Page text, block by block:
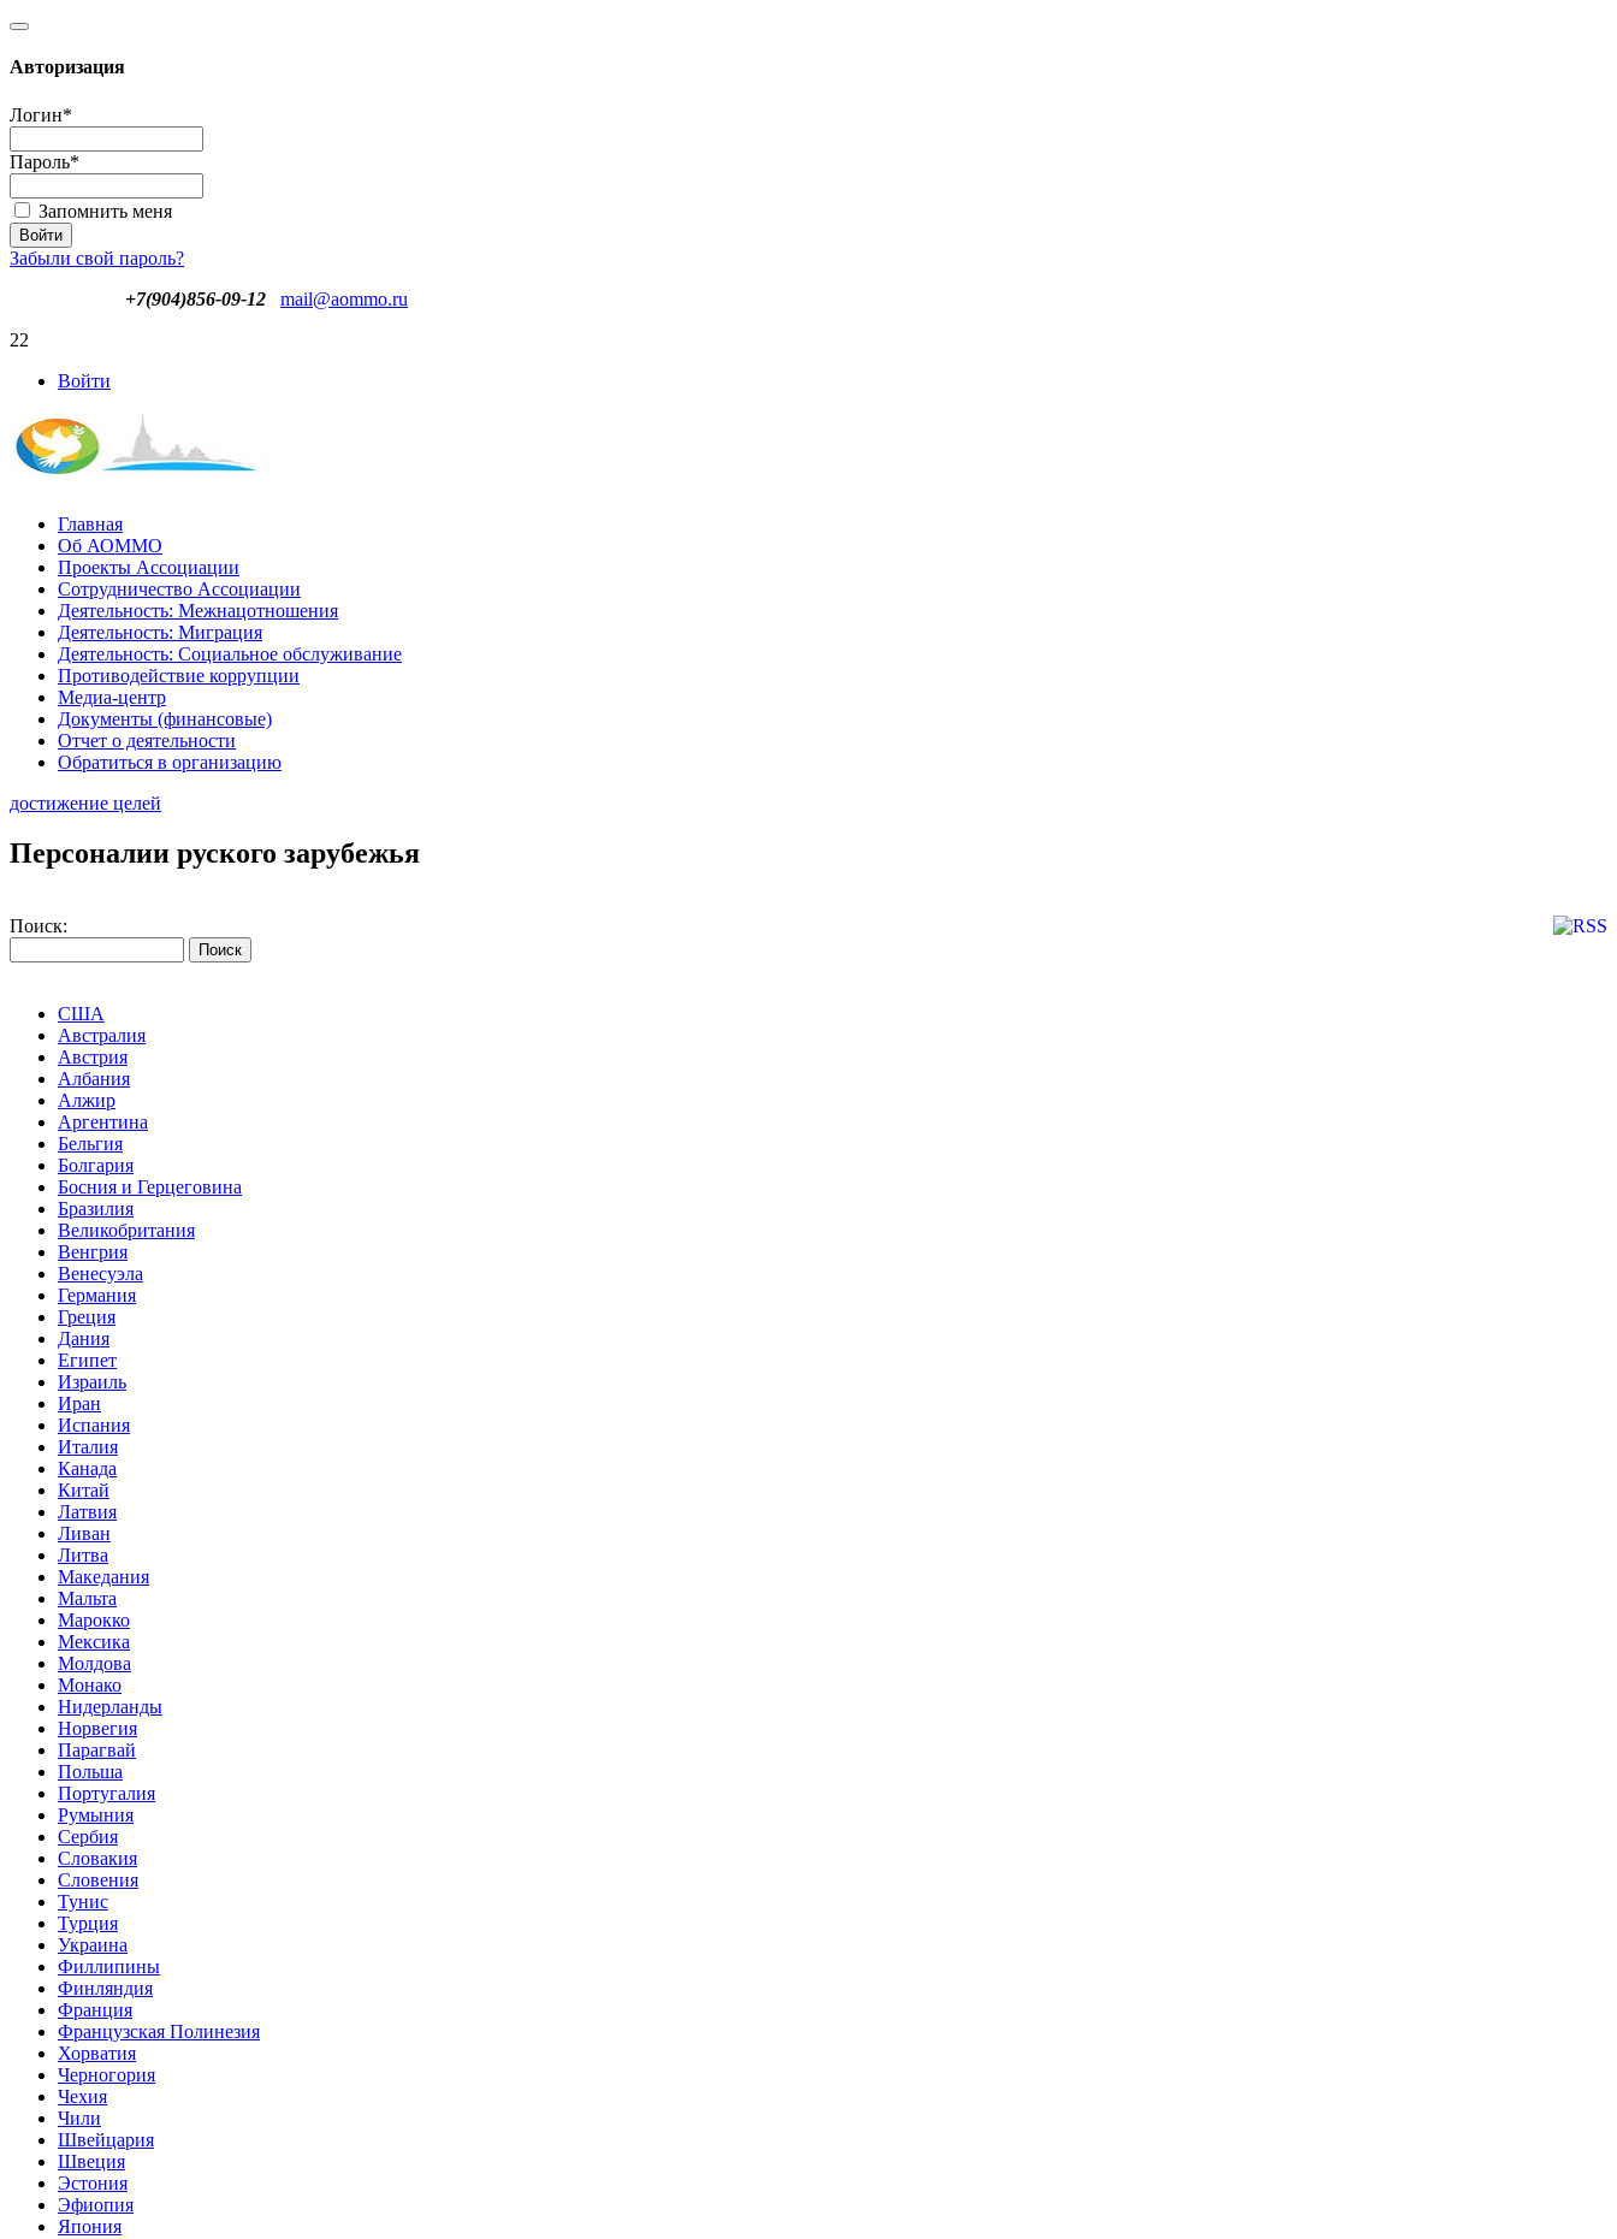
Авторизация
Логин*
Пароль*
Запомнить меня
Забыли свой пароль?
+7(904)856-09-12
mail@aommo.ru
22
Войти
Главная
Об АОММО
Проекты Ассоциации
Сотрудничество Ассоциации
Деятельность: Межнацотношения
Деятельность: Миграция
Деятельность: Социальное обслуживание
Противодействие коррупции
Медиа-центр
Документы (финансовые)
Отчет о деятельности
Обратиться в организацию
достижение целей
Персоналии руского зарубежья
Поиск:
США
Австралия
Австрия
Албания
Алжир
Аргентина
Бельгия
Болгария
Босния и Герцеговина
Бразилия
Великобритания
Венгрия
Венесуэла
Германия
Греция
Дания
Египет
Израиль
Иран
Испания
Италия
Канада
Китай
Латвия
Ливан
Литва
Македания
Мальта
Марокко
Мексика
Молдова
Монако
Нидерланды
Норвегия
Парагвай
Польша
Португалия
Румыния
Сербия
Словакия
Словения
Тунис
Турция
Украина
Филлипины
Финляндия
Франция
Французская Полинезия
Хорватия
Черногория
Чехия
Чили
Швейцария
Швеция
Эстония
Эфиопия
Япония